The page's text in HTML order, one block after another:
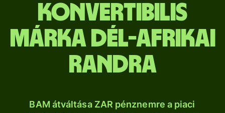
konvertibilis
márka dél-afrikai
randra
BAM átváltása ZAR pénznemre a piaci